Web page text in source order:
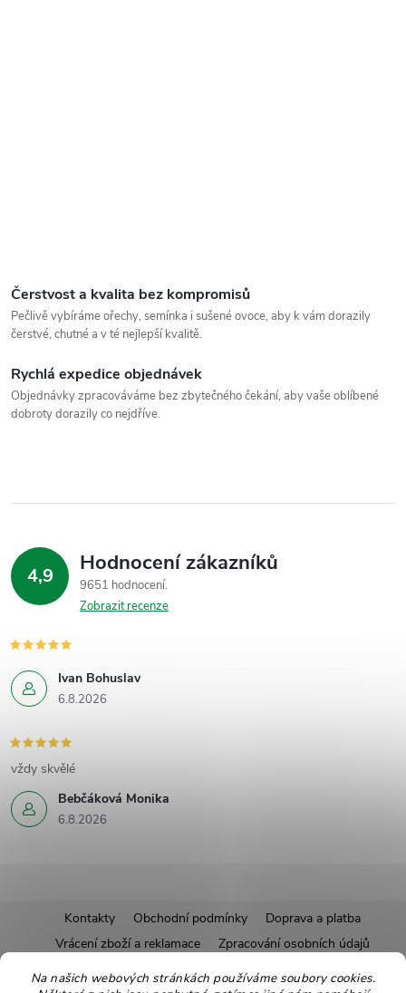
Na našich webových stránkách používáme soubory cookies.
Čerstvost a kvalita bez kompromisů
Pečlivě vybíráme ořechy, semínka i sušené ovoce, aby k vám dorazily
čerstvé, chutné a v té nejlepší kvalitě.
Rychlá expedice objednávek
Objednávky zpracováváme bez zbytečného čekání, aby vaše oblíbené
dobroty dorazily co nejdříve.
4,9 Hodnocení zákazníků
9651 hodnocení
Zobrazit recenze
Ivan Bohuslav
6.8.2026
Bebčáková Monika
6.8.2026
vždy skvělé
á
Kontakty Obchodní podmínky
Doprava a platba
Vrácení zboží a reklamace
Zpracování osobních údajů
Pravidla soutěží
Affiliate program
Recepty